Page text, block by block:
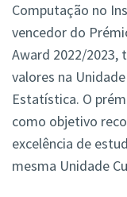
Computação no
vencedor do
Award 2022/2023,
valores na
Estatística. O
como objetivo
excelência de
mesma Unidade